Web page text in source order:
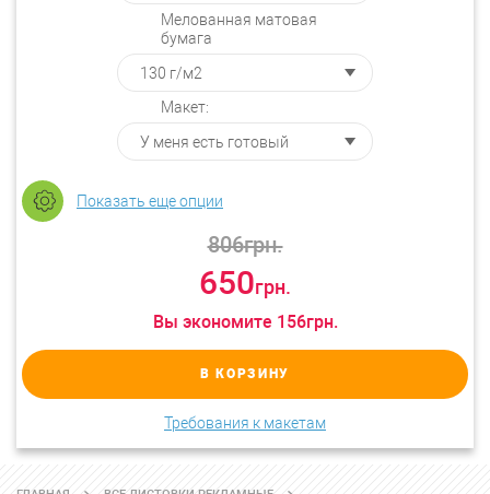
Мелованная матовая
бумага
Макет:
Показать еще опции
806грн.
650грн.
Вы экономите 156грн.
В КОРЗИНУ
Требования к макетам